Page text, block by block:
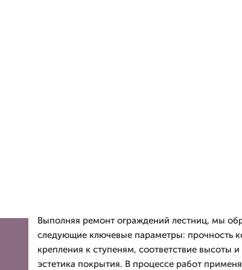
Выполняя ремонт ограждений лестниц, мы
следующие ключевые параметры: прочность
крепления к ступеням, соответствие высоты
эстетика покрытия. В процессе работ